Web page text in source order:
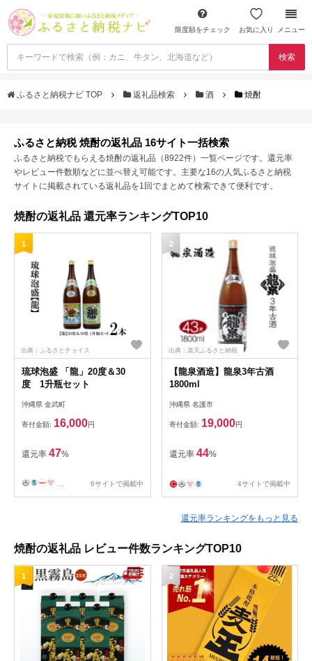
限度額をチェック お気に入り メニュー
検索
ふるさと納税ナビ TOP 返礼品検索 酒 焼酎
ふるさと納税 焼酎の返礼品 16サイト一括検索
ふるさと納税でもらえる焼酎の返礼品（8922件）一覧ページです。還元率
やレビュー件数順などに並べ替え可能です。主要な16の人気ふるさと納税
サイトに掲載されている返礼品を1回でまとめて検索できて便利です。
焼酎の返礼品 還元率ランキングTOP10
1
出典：ふるさとチョイス
琉球泡盛 「龍」20度＆30
度 1升瓶セット
沖縄県 金武町
寄付金額: 16,000円
還元率 47%
... 6サイトで掲載中
2
出典：楽天ふるさと納税
【龍泉酒造】龍泉3年古酒
1800ml
沖縄県 名護市
寄付金額: 19,000円
還元率 44%
4サイトで掲載中
還元率ランキングをもっと見る
焼酎の返礼品 レビュー件数ランキングTOP10
1 2